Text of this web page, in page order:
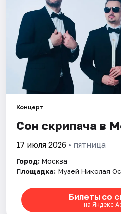
Квесты
Экскурсии
Спорт
События
Города
Площадки
Рейтинги
Концерт
Сон скрипача в
17 июля 2026 • пятница
Город: Москва
Площадка: Музей Николая
Билеты со
на Яндекс